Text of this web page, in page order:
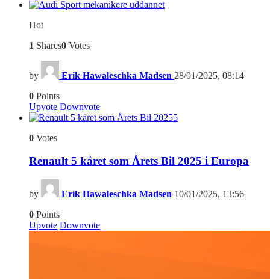
Hot
1 Shares0 Votes
by Erik Hawaleschka Madsen 28/01/2025, 08:14
0 Points
Upvote Downvote
5
0 Votes
Renault 5 kåret som Årets Bil 2025 i Europa
by Erik Hawaleschka Madsen 10/01/2025, 13:56
0 Points
Upvote Downvote